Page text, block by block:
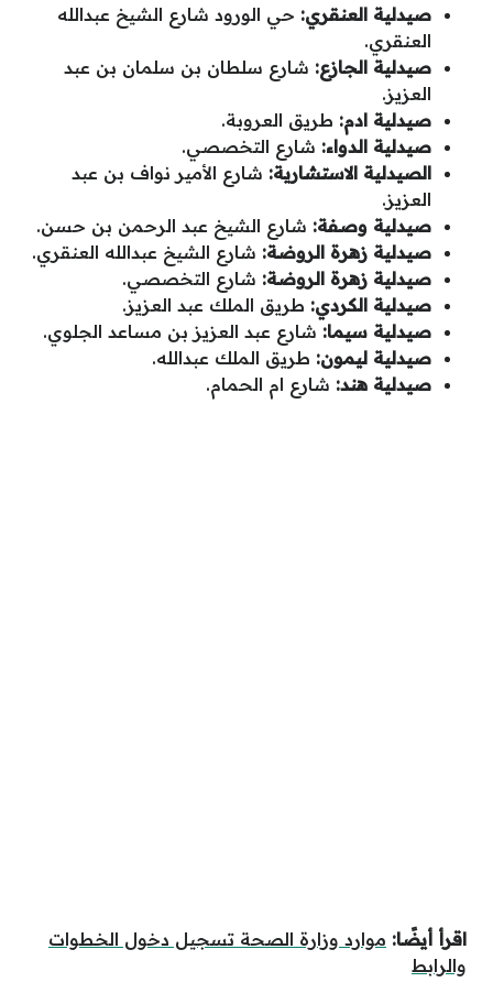
صيدلية العنقري: حي الورود شارع الشيخ عبدالله
العنقري.
صيدلية الجازع: شارع سلطان بن سلمان بن عبد
العزيز.
صيدلية ادم: طريق العروبة.
صيدلية الدواء: شارع التخصصي.
الصيدلية الاستشارية: شارع الأمير نواف بن عبد
العزيز.
صيدلية وصفة: شارع الشيخ عبد الرحمن بن حسن.
صيدلية زهرة الروضة: شارع الشيخ عبدالله العنقري.
صيدلية زهرة الروضة: شارع التخصصي.
صيدلية الكردي: طريق الملك عبد العزيز.
صيدلية سيما: شارع عبد العزيز بن مساعد الجلوي.
صيدلية ليمون: طريق الملك عبدالله.
صيدلية هند: شارع ام الحمام.
اقرأ أيضًا: موارد وزارة الصحة تسجيل دخول الخطوات
والرابط